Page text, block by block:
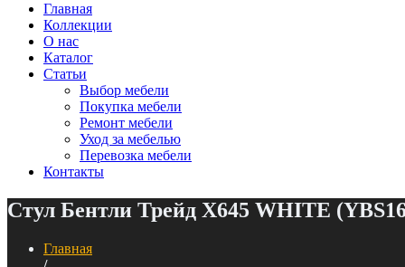
Главная
Коллекции
О нас
Каталог
Статьи
Выбор мебели
Покупка мебели
Ремонт мебели
Уход за мебелью
Перевозка мебели
Контакты
Стул Бентли Трейд X645 WHITE
Главная